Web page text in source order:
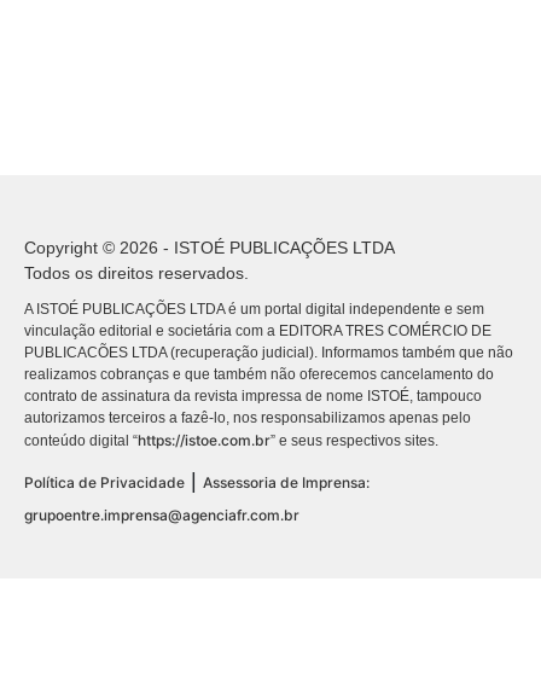
Copyright © 2026 - ISTOÉ PUBLICAÇÕES LTDA
Todos os direitos reservados.
A ISTOÉ PUBLICAÇÕES LTDA é um portal digital independente e sem
vinculação editorial e societária com a EDITORA TRES COMÉRCIO DE
PUBLICACÕES LTDA (recuperação judicial). Informamos também que não
realizamos cobranças e que também não oferecemos cancelamento do
contrato de assinatura da revista impressa de nome ISTOÉ, tampouco
autorizamos terceiros a fazê-lo, nos responsabilizamos apenas pelo
conteúdo digital “https://istoe.com.br” e seus respectivos sites.
Política de Privacidade
Assessoria de Imprensa:
grupoentre.imprensa@agenciafr.com.br